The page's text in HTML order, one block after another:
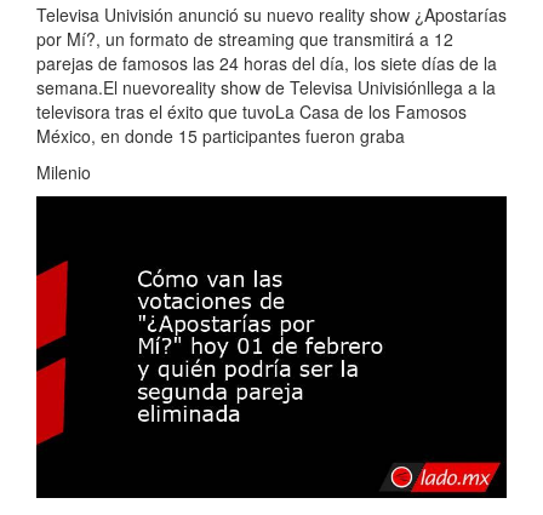
Televisa Univisión anunció su nuevo reality show ¿Apostarías
por Mí?, un formato de streaming que transmitirá a 12
parejas de famosos las 24 horas del día, los siete días de la
semana.El nuevoreality show de Televisa Univisiónllega a la
televisora tras el éxito que tuvoLa Casa de los Famosos
México, en donde 15 participantes fueron graba
Milenio